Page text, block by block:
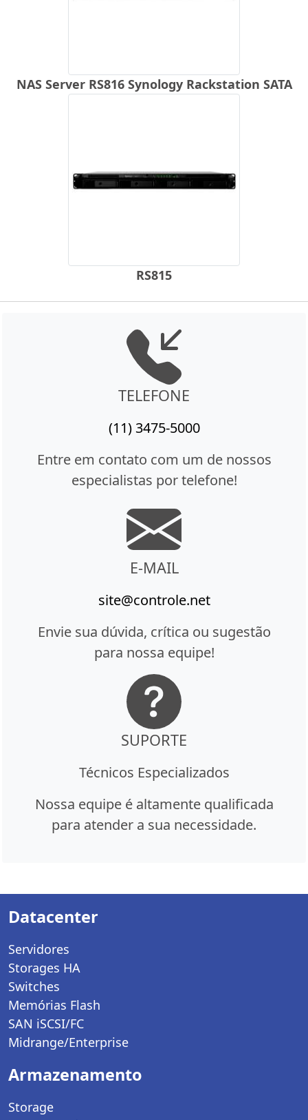
NAS Server RS816 Synology Rackstation SATA
RS815
TELEFONE
(11) 3475-5000
Entre em contato com um de nossos
especialistas por telefone!
E-MAIL
site@controle.net
Envie sua dúvida, crítica ou sugestão
para nossa equipe!
SUPORTE
Técnicos Especializados
Nossa equipe é altamente qualificada
para atender a sua necessidade.
Datacenter
Servidores
Storages HA
Switches
Memórias Flash
SAN iSCSI/FC
Midrange/Enterprise
Armazenamento
Storage